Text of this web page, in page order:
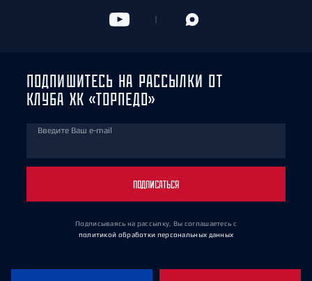
ПОДПИШИТЕСЬ НА РАССЫЛКИ ОТ
КЛУБА ХК «ТОРПЕДО»
Введите Ваш e-mail
ПОДПИСАТЬСЯ
Подписываясь на рассылку, Вы соглашаетесь с
политикой обработки персональных данных